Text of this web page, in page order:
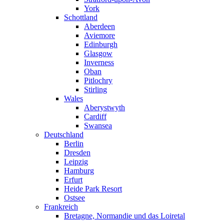
York
Schottland
Aberdeen
Aviemore
Edinburgh
Glasgow
Inverness
Oban
Pitlochry
Stirling
Wales
Aberystwyth
Cardiff
Swansea
Deutschland
Berlin
Dresden
Leipzig
Hamburg
Erfurt
Heide Park Resort
Ostsee
Frankreich
Bretagne, Normandie und das Loiretal